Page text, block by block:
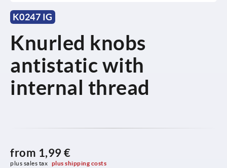
K0247 IG
Knurled knobs
antistatic with
internal thread
from 1,99 €
plus sales tax plus shipping costs